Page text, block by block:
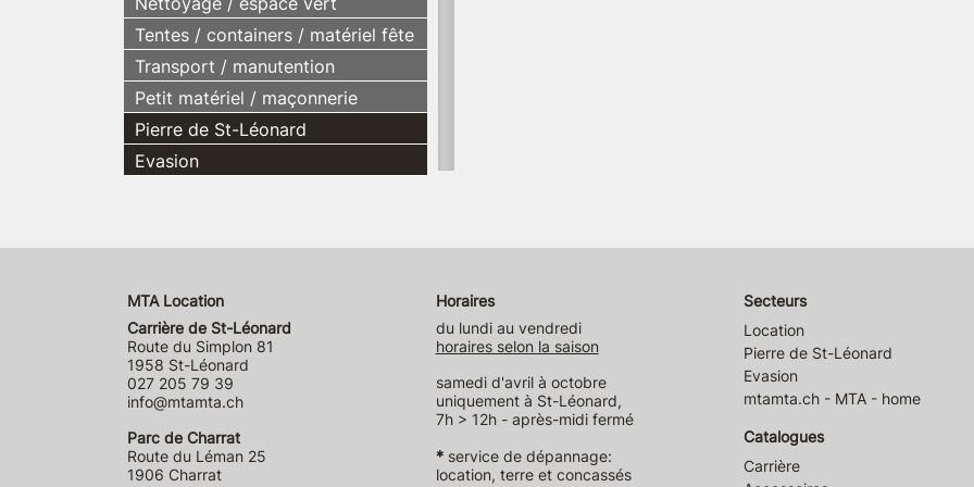
Tentes / containers / matériel fête
Transport / manutention
Petit matériel / maçonnerie
Pierre de St-Léonard
Evasion
MTA Location
Carrière de St-Léonard
Route du Simplon 81
1958 St-Léonard
027 205 79 39
info@mtamta.ch
Parc de Charrat
Route du Léman 25
1906 Charrat
Horaires
du lundi au vendredi
horaires selon la saison
samedi d'avril à octobre
uniquement à St-Léonard,
7h > 12h - après-midi fermé
*service de dépannage:
location, terre et concassés
Secteurs
Location
Pierre de St-Léonard
Evasion
mtamta.ch - MTA - home
Catalogues
Carrière